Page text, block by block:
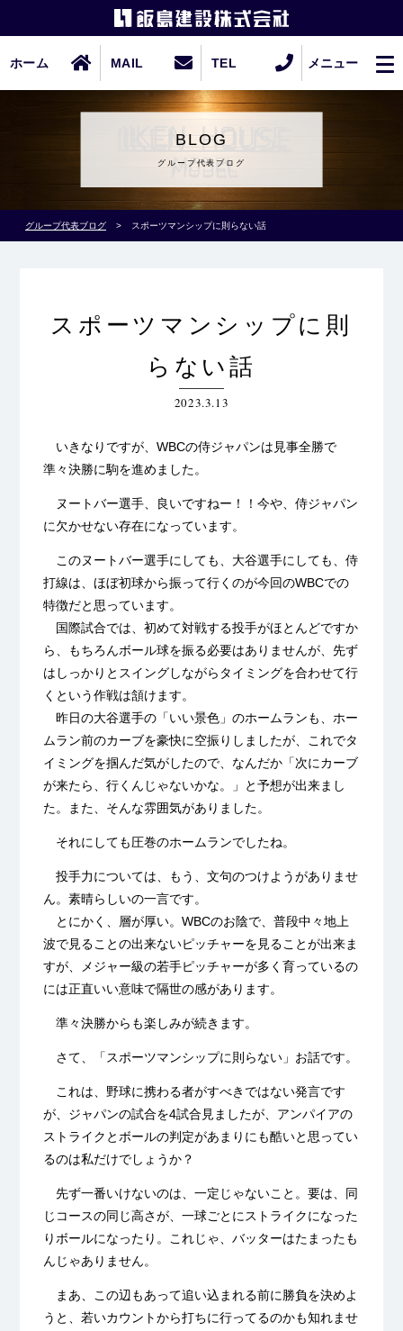
ホーム MAIL TEL メニュー
BLOG
グループ代表ブログ
グループ代表ブログ > スポーツマンシップに則らない話
スポーツマンシップに則
らない話
2023.3.13
いきなりですが、WBCの侍ジャパンは見事全勝で
準々決勝に駒を進めました。
ヌートバー選手、良いですねー！！今や、侍ジャパン
に欠かせない存在になっています。
このヌートバー選手にしても、大谷選手にしても、侍
打線は、ほぼ初球から振って行くのが今回のWBCでの
特徴だと思っています。
国際試合では、初めて対戦する投手がほとんどですか
ら、もちろんボール球を振る必要はありませんが、先ず
はしっかりとスイングしながらタイミングを合わせて行
くという作戦は頷けます。
昨日の大谷選手の「いい景色」のホームランも、ホー
ムラン前のカーブを豪快に空振りしましたが、これでタ
イミングを掴んだ気がしたので、なんだか「次にカーブ
が来たら、行くんじゃないかな。」と予想が出来まし
た。また、そんな雰囲気がありました。
それにしても圧巻のホームランでしたね。
投手力については、もう、文句のつけようがありませ
ん。素晴らしいの一言です。
とにかく、層が厚い。WBCのお陰で、普段中々地上
波で見ることの出来ないピッチャーを見ることが出来ま
すが、メジャー級の若手ピッチャーが多く育っているの
には正直いい意味で隔世の感があります。
準々決勝からも楽しみが続きます。
さて、「スポーツマンシップに則らない」お話です。
これは、野球に携わる者がすべきではない発言です
が、ジャパンの試合を4試合見ましたが、アンパイアの
ストライクとボールの判定があまりにも酷いと思ってい
るのは私だけでしょうか？
先ず一番いけないのは、一定じゃないこと。要は、同
じコースの同じ高さが、一球ごとにストライクになった
りボールになったり。これじゃ、バッターはたまったも
んじゃありません。
まあ、この辺もあって追い込まれる前に勝負を決めよ
うと、若いカウントから打ちに行ってるのかも知れませ